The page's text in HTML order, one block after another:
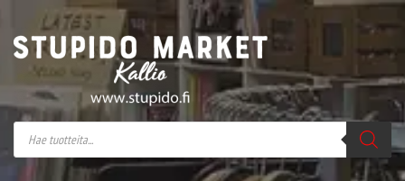
Stupido Market – verkossa ja kivijalassa
Stupido Market on vaihtoehtomusaan
erikoistunut verkko- sekä
kivijalkakauppa Helsingissä Kallion